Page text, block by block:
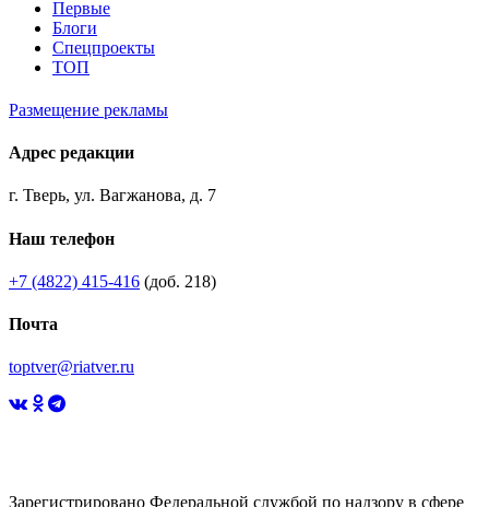
Первые
Блоги
Спецпроекты
ТОП
Размещение рекламы
Адрес редакции
г. Тверь, ул. Вагжанова, д. 7
Наш телефон
+7 (4822) 415-416 (доб. 218)
Почта
toptver@riatver.ru
Зарегистрировано Федеральной службой по надзору в сфере